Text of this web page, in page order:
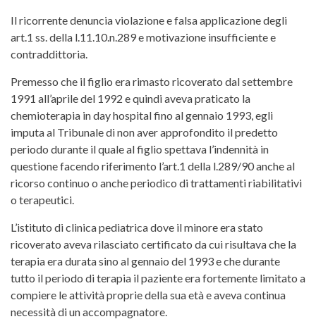
Il ricorrente denuncia violazione e falsa applicazione degli
art.1 ss. della l.11.10.n.289 e motivazione insufficiente e
contraddittoria.
Premesso che il figlio era rimasto ricoverato dal settembre
1991 all’aprile del 1992 e quindi aveva praticato la
chemioterapia in day hospital fino al gennaio 1993, egli
imputa al Tribunale di non aver approfondito il predetto
periodo durante il quale al figlio spettava l’indennità in
questione facendo riferimento l’art.1 della l.289/90 anche al
ricorso continuo o anche periodico di trattamenti riabilitativi
o terapeutici.
L’istituto di clinica pediatrica dove il minore era stato
ricoverato aveva rilasciato certificato da cui risultava che la
terapia era durata sino al gennaio del 1993 e che durante
tutto il periodo di terapia il paziente era fortemente limitato a
compiere le attività proprie della sua età e aveva continua
necessità di un accompagnatore.